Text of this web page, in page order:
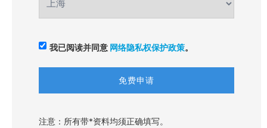
我已阅读并同意 网络隐私权保护政策。
注意：所有带*资料均须正确填写。